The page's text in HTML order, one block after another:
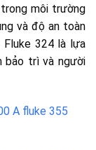
môi trường
và độ an toàn
Fluke 324 là lựa
bảo trì và người
A fluke 355